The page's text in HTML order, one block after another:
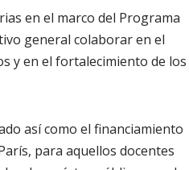
en el marco del Programa
general colaborar en el
y en el fortalecimiento de los
así como el financiamiento
para aquellos docentes